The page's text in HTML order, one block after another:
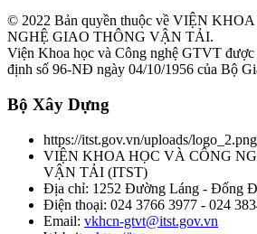
© 2022 Bản quyền thuộc về VIỆN
NGHỆ GIAO THÔNG VẬN TẢI.
Viện Khoa học và Công nghệ GTVT được
định số 96-NĐ ngày 04/10/1956 của Bộ
Bộ Xây Dựng
https://itst.gov.vn/uploads/logo_2.png
VIỆN KHOA HỌC VÀ CÔNG
VẬN TẢI (ITST)
Địa chỉ: 1252 Đường Láng - Đống
Điện thoại: 024 3766 3977 - 024
Email: vkhcn-gtvt@itst.gov.vn